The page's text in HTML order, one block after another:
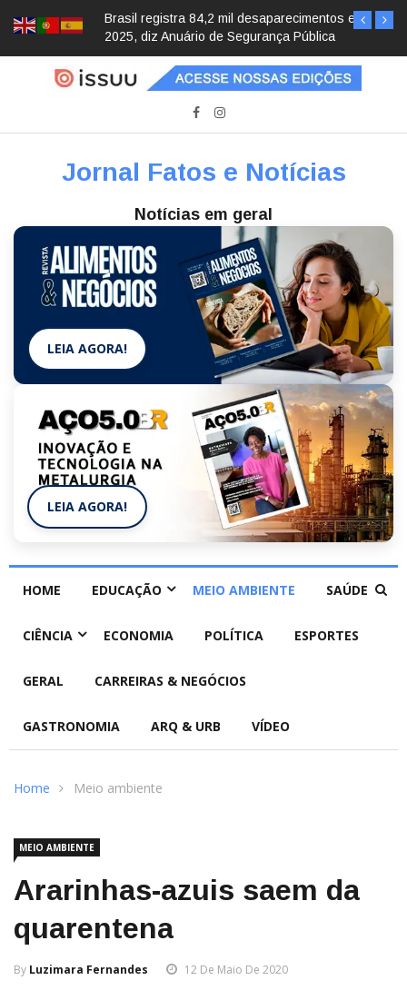
Brasil registra 84,2 mil desaparecimentos em
2025, diz Anuário de Segurança Pública
Jornal Fatos e Notícias
Notícias em geral
LEIA AGORA!
LEIA AGORA!
HOME EDUCAÇÃO MEIO AMBIENTE SAÚDE
CIÊNCIA ECONOMIA POLÍTICA ESPORTES
GERAL CARREIRAS & NEGÓCIOS
GASTRONOMIA ARQ & URB VÍDEO
Home Meio ambiente
MEIO AMBIENTE
Ararinhas-azuis saem da
quarentena
By Luzimara Fernandes 12 De Maio De 2020